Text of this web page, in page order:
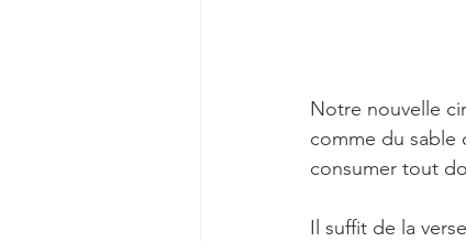
Notre nouvelle
comme du sable
consumer tout
Il suffit de la